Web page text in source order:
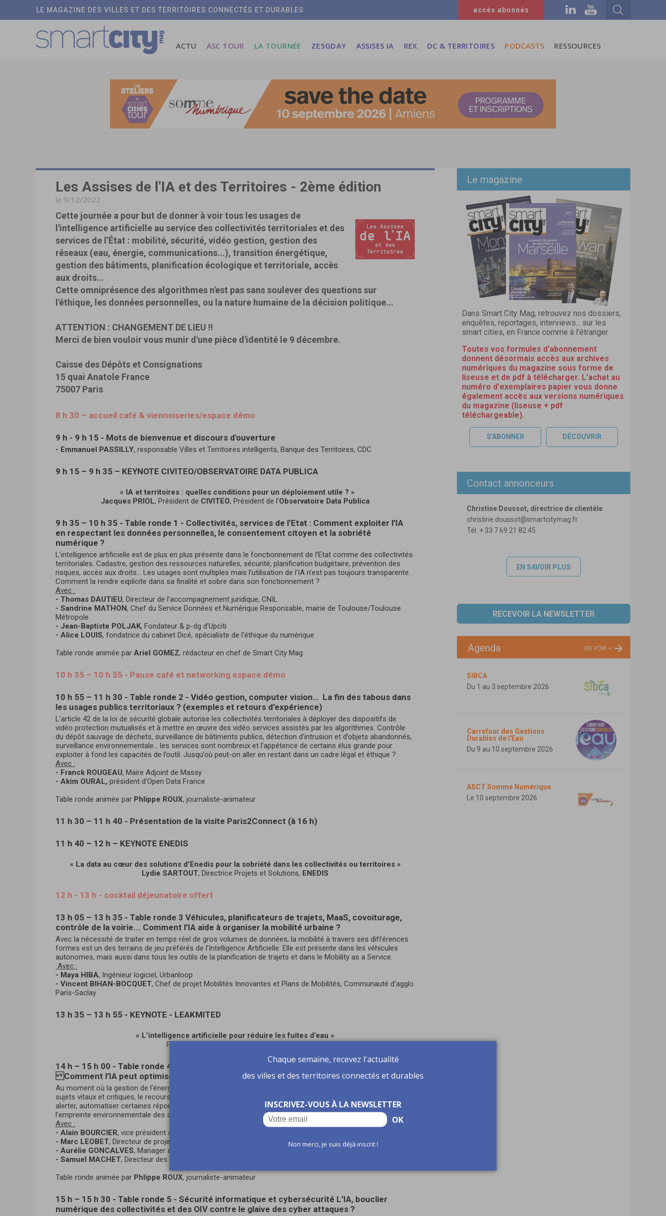
LE MAGAZINE DES VILLES ET DES TERRITOIRES CONNECTÉS ET DURABLES accès abonnés
ACTU ASC TOUR LA TOURNÉE ZE5GDAY ASSISES IA REX DC & TERRITOIRES PODCASTS RESSOURCES
Les Assises de l'IA et des Territoires - 2ème édition
le 9/12/2022
Cette journée a pour but de donner à voir tous les usages de
l'intelligence artificielle au service des collectivités territoriales et des
services de l’État : mobilité, sécurité, vidéo gestion, gestion des
réseaux (eau, énergie, communications...), transition énergétique,
gestion des bâtiments, planification écologique et territoriale, accès
aux droits...
Cette omniprésence des algorithmes n'est pas sans soulever des questions sur
l'éthique, les données personnelles, ou la nature humaine de la décision politique...
ATTENTION : CHANGEMENT DE LIEU !!
Merci de bien vouloir vous munir d'une pièce d'identité le 9 décembre.
Caisse des Dépôts et Consignations
15 quai Anatole France
75007 Paris
8 h 30 – accueil café & viennoiseries/espace démo
9 h - 9 h 15 - Mots de bienvenue et discours d'ouverture
- Emmanuel PASSILLY, responsable Villes et Territoires intelligents, Banque des Territoires, CDC
9 h 15 – 9 h 35 – KEYNOTE CIVITEO/OBSERVATOIRE DATA PUBLICA
« IA et territoires : quelles conditions pour un déploiement utile ? »
Jacques PRIOL, Président de CIVITEO, Président de l’Observatoire Data Publica
9 h 35 – 10 h 35 - Table ronde 1 - Collectivités, services de l’Etat : Comment exploiter l’IA
en respectant les données personnelles, le consentement citoyen et la sobriété
numérique ?
L’intelligence artificielle est de plus en plus présente dans le fonctionnement de l’Etat comme des collectivités
territoriales. Cadastre, gestion des ressources naturelles, sécurité, planification budgétaire, prévention des
risques, accès aux droits… Les usages sont multiples mais l’utilisation de l’IA n’est pas toujours transparente.
Comment la rendre explicite dans sa finalité et sobre dans son fonctionnement ?
Avec :
- Thomas DAUTIEU, Directeur de l’accompagnement juridique, CNIL
- Sandrine MATHON, Chef du Service Données et Numérique Responsable, mairie de Toulouse/Toulouse
Métropole
- Jean-Baptiste POLJAK, Fondateur & p-dg d’Upciti
- Alice LOUIS, fondatrice du cabinet Dicé, spécialiste de l’éthique du numérique
Table ronde animée par Ariel GOMEZ, rédacteur en chef de Smart City Mag
10 h 35 – 10 h 55 - Pause café et networking espace démo
10 h 55 – 11 h 30 - Table ronde 2 - Vidéo gestion, computer vision… La fin des tabous dans
les usages publics territoriaux ? (exemples et retours d’expérience)
L’article 42 de la loi de sécurité globale autorise les collectivités territoriales à déployer des dispositifs de
vidéo protection mutualisés et à mettre en œuvre des vidéo services assistés par les algorithmes. Contrôle
du dépôt sauvage de déchets, surveillance de bâtiments publics, détection d’intrusion et d’objets abandonnés,
surveillance environnementale… les services sont nombreux et l’appétence de certains élus grande pour
exploiter à fond les capacités de l’outil. Jusqu’où peut-on aller en restant dans un cadre légal et éthique ?
Avec :
- Franck ROUGEAU, Maire Adjoint de Massy
- Akim OURAL, président d'Open Data France
Table ronde animée par Phlippe ROUX, journaliste-animateur
11 h 30 – 11 h 40 - Présentation de la visite Paris2Connect (à 16 h)
11 h 40 – 12 h – KEYNOTE ENEDIS
« La data au cœur des solutions d’Enedis pour la sobriété dans les collectivités ou territoires »
Lydie SARTOUT, Directrice Projets et Solutions, ENEDIS
12 h - 13 h - cocktail déjeunatoire offert
13 h 05 – 13 h 35 - Table ronde 3 Véhicules, planificateurs de trajets, MaaS, covoiturage,
contrôle de la voirie... Comment l’IA aide à organiser la mobilité urbaine ?
Avec la nécessité de traiter en temps réel de gros volumes de données, la mobilité à travers ses différences
formes est un des terrains de jeu préférés de l’Intelligence Artificielle. Elle est présente dans les véhicules
autonomes, mais aussi dans tous les outils de la planification de trajets et dans le Mobility as a Service.
Avec :
- Maya HIBA, Ingénieur logiciel, Urbanloop
- Vincent BIHAN-BOCQUET, Chef de projet Mobilités Innovantes et Plans de Mobilités, Communauté d’agglo
Paris-Saclay
13 h 35 – 13 h 55 - KEYNOTE - LEAKMITED
« L’intelligence artificielle pour réduire les fuites d’eau »
ParHubert BAYA TODA, CEOLeakmited
14 h – 15 h 00 - Table ronde 4 - Énergie, eau, déchets, éclairage public, communications…
Comment l’IA peut optimiser le fonctionnement des « utilities » et des bâtiments ?
Au moment où la gestion de l’énergie, des ressources naturelles et des communications deviennent des
sujets vitaux et critiques, le recours à l’Intelligence Artificielle peut-être une aide considérable pour optimiser,
alerter, automatiser certaines réponses techniques, éviter la mobilisation inutile de techniciens qualifiés, limiter
l’empreinte environnementale des services… Tour d’horizon des cas d’usage.
Avec :
- Alain BOURCIER, vice président au Territoire Innovant, Nevers Agglo
- Marc LEOBET, Directeur de projet "IA & Transition écologique", Ministère de la Transition écologique
- Aurélie GONCALVES, Manager de l’innovation, Business & Décision, groupe Orange Business Services.
- Samuel MACHET, Directeur des marchés Publics, Signify
Table ronde animée par Phlippe ROUX, journaliste-animateur
15 h – 15 h 30 - Table ronde 5 - Sécurité informatique et cybersécurité L’IA, bouclier
numérique des collectivités et des OIV contre le glaive des cyber attaques ?
Le magazine
Dans Smart City Mag, retrouvez nos dossiers,
enquêtes, reportages, interviews... sur les
smart cities, en France comme à l'étranger.
Toutes vos formules d'abonnement
donnent désormais accès aux archives
numériques du magazine sous forme de
liseuse et de pdf à télécharger. L'achat au
numéro d'exemplaires papier vous donne
également accès aux versions numériques
du magazine (liseuse + pdf
téléchargeable).
S'ABONNER DÉCOUVRIR
Contact annonceurs
Christine Doussot, directrice de clientèle
christine.doussot@smartcitymag.fr
Tél. + 33 7 69 21 82 45
EN SAVOIR PLUS
RECEVOIR LA NEWSLETTER
Agenda EN VOIR +
SIBCA
Du 1 au 3 septembre 2026
Carrefour des Gestions
Durables de l'Eau
Du 9 au 10 septembre 2026
ASCT Somme Numérique
Le 10 septembre 2026
Chaque semaine, recevez l'actualité
des villes et des territoires connectés et durables
INSCRIVEZ-VOUS À LA NEWSLETTER
OK
Non merci, je suis déjà inscrit !